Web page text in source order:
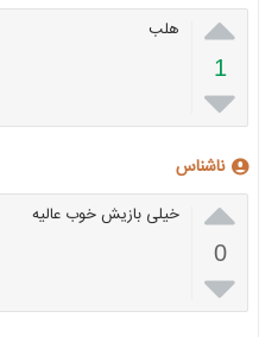

1

هلب
ناشناس

0

خیلی بازیش خوب عالیه